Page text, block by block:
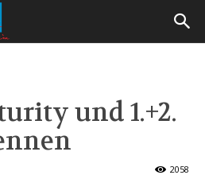
und 1.+2.
2058